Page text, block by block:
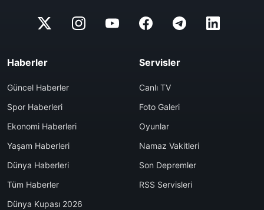
Haberler
Güncel Haberler
Spor Haberleri
Ekonomi Haberleri
Yaşam Haberleri
Dünya Haberleri
Tüm Haberler
Dünya Kupası 2026
Servisler
Canlı TV
Foto Galeri
Oyunlar
Namaz Vakitleri
Son Depremler
RSS Servisleri